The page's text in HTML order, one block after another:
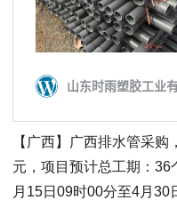
【广西】广西排水管采
元，项目预计总工期：
月15日09时00分至4月30